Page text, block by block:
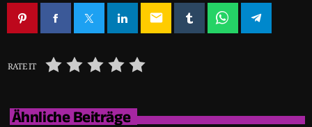
email
RATE IT
Ähnliche Beiträge